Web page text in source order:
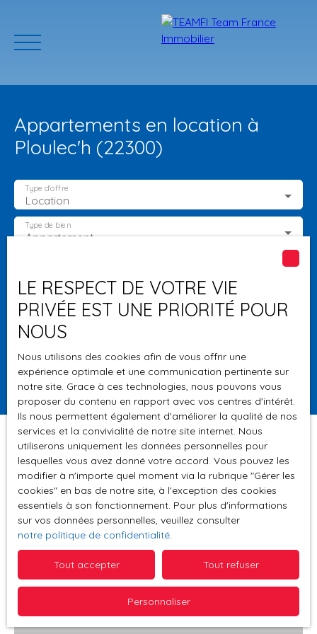
ACCUEIL PROGRAMMES
Estimation
Appartements en location à
Ploulec'h (22300)
Location
Type d'offre
Appartement
Type de bien
Loyer max (€/mois)
Surface min (m²)
Rechercher
Pertinence
Trier par Créer une alerte
LE RESPECT DE VOTRE VIE
PRIVÉE EST UNE PRIORITÉ POUR
NOUS
Nous utilisons des cookies afin de vous offrir une
expérience optimale et une communication pertinente sur
notre site. Grace à ces technologies, nous pouvons vous
proposer du contenu en rapport avec vos centres d'intérêt.
Ils nous permettent également d'améliorer la qualité de nos
services et la convivialité de notre site internet. Nous
utiliserons uniquement les données personnelles pour
lesquelles vous avez donné votre accord. Vous pouvez les
modifier à n'importe quel moment via la rubrique ″Gérer les
cookies″ en bas de notre site, à l'exception des cookies
essentiels à son fonctionnement. Pour plus d'informations
sur vos données personnelles, veuillez consulter
notre politique de confidentialité.
Tout accepter Tout refuser
Personnaliser